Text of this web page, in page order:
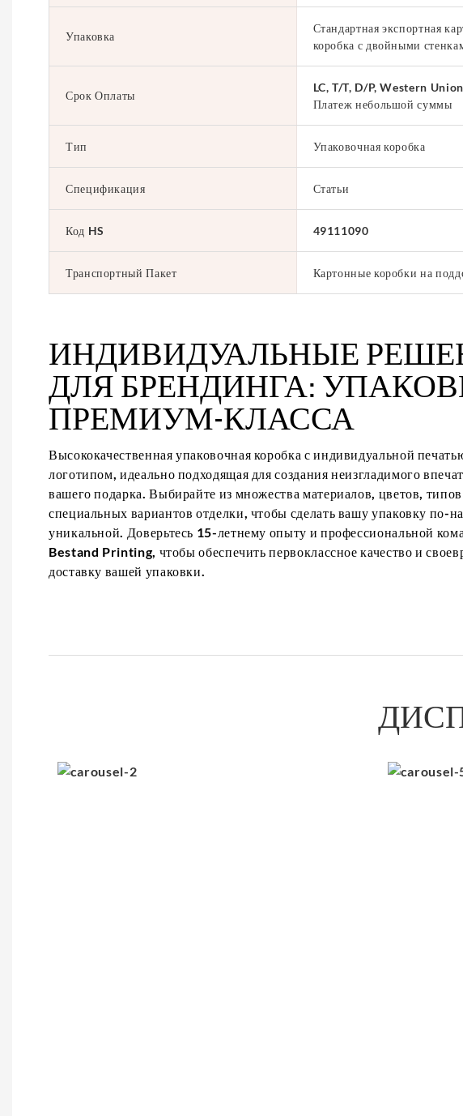
Упаковка
Стандартная экспортная
коробка с двойными
Срок Оплаты
LC, T/T, D/P, Western
Платеж небольшой суммы
Тип Упаковочная коробка
Спецификация Статьи
Код HS 49111090
Транспортный Пакет Картонные коробки на
ИНДИВИДУАЛЬНЫЕ
ДЛЯ БРЕНДИНГА:
ПРЕМИУМ-КЛАССА
Высококачественная упаковочная коробка с индивидуальной
логотипом, идеально подходящая для создания неизгладимого
вашего подарка. Выбирайте из множества материалов, цветов,
специальных вариантов отделки, чтобы сделать вашу упаковку по-
уникальной. Доверьтесь 15-летнему опыту и профессиональной
Bestand Printing, чтобы обеспечить первоклассное качество и
доставку вашей упаковки.